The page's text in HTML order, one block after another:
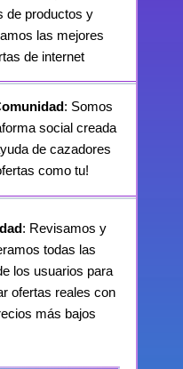
de productos y
las mejores
de internet
: Somos
social creada
de cazadores
como tu!
: Revisamos y
todas las
los usuarios para
ofertas reales con
más bajos